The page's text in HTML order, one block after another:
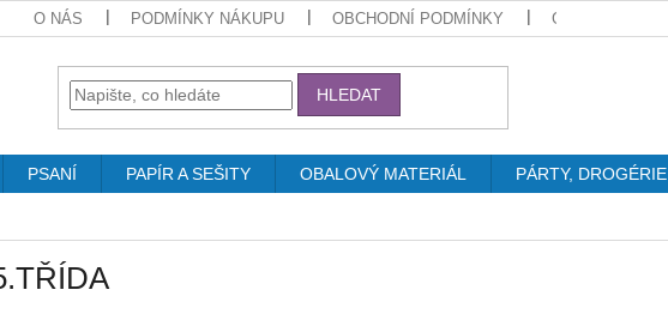
O NÁS PODMÍNKY NÁKUPU OBCHODNÍ PODMÍNKY GDPR
HLEDAT
PSANÍ PAPÍR A SEŠITY OBALOVÝ MATERIÁL PÁRTY, DROGÉRIE